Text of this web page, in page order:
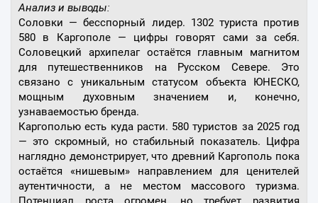
Анализ и выводы:
Соловки — бесспорный лидер. 1302 туриста против
580 в Каргополе — цифры говорят сами за себя.
Соловецкий архипелаг остаётся главным магнитом
для путешественников на Русском Севере. Это
связано с уникальным статусом объекта ЮНЕСКО,
мощным духовным значением и, конечно,
узнаваемостью бренда.
Каргополью есть куда расти. 580 туристов за 2025 год
— это скромный, но стабильный показатель. Цифра
наглядно демонстрирует, что древний Каргополь пока
остаётся «нишевым» направлением для ценителей
аутентичности, а не местом массового туризма.